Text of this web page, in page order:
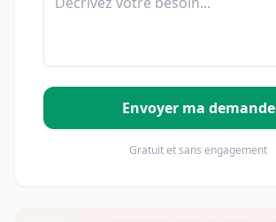
Envoyer ma demande
Gratuit et sans engagement